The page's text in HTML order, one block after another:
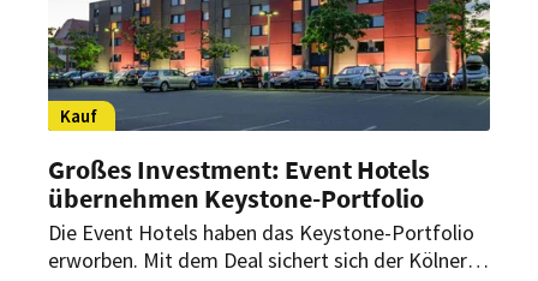
Kauf
Großes Investment: Event Hotels
übernehmen Keystone-Portfolio
Die Event Hotels haben das Keystone-Portfolio
erworben. Mit dem Deal sichert sich der Kölner